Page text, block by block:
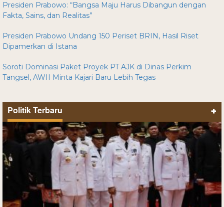
Presiden Prabowo: “Bangsa Maju Harus Dibangun dengan
Fakta, Sains, dan Realitas”
Presiden Prabowo Undang 150 Periset BRIN, Hasil Riset
Dipamerkan di Istana
Soroti Dominasi Paket Proyek PT AJK di Dinas Perkim
Tangsel, AWII Minta Kajari Baru Lebih Tegas
Politik Terbaru +